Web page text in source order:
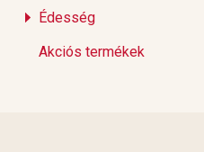
Édesség
Akciós termékek